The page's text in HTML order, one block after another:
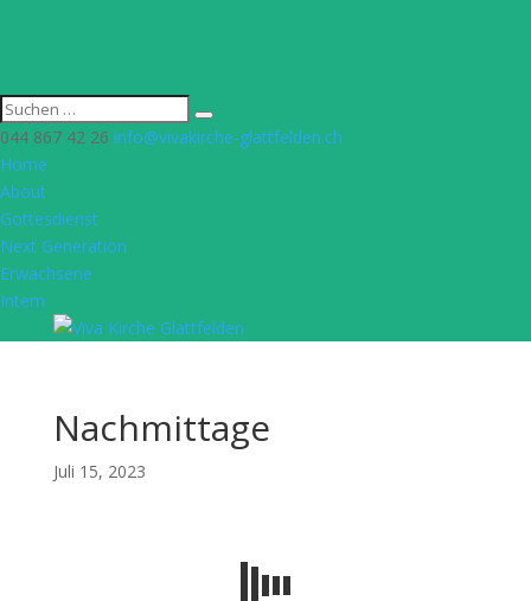
044 867 42 26 info@vivakirche-glattfelden.ch
Home
About
Gottesdienst
Next Generation
Erwachsene
Intern
Nachmittage
Juli 15, 2023